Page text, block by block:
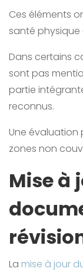
Ces éléments
santé physique
Dans certains
sont pas
partie
reconnus.
Une évaluation
zones non
Mise à
La mise à jour du